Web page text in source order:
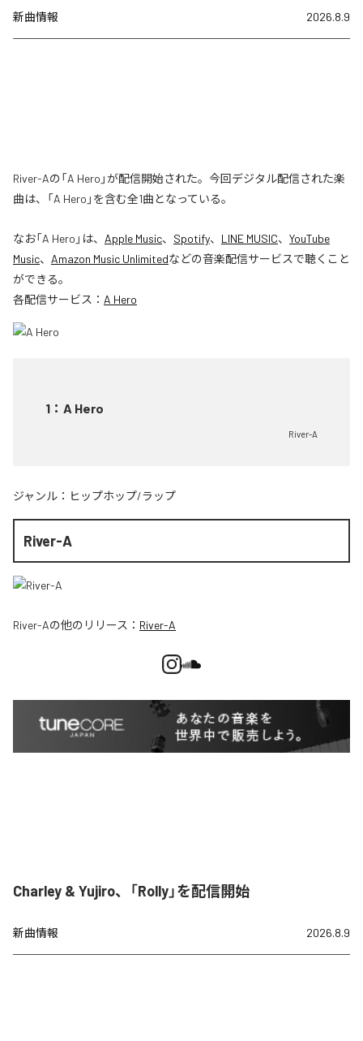
新曲情報 2026.8.9
River-Aの「A Hero」が配信開始された。今回デジタル配信された楽
曲は、「A Hero」を含む全1曲となっている。
なお「A Hero 」は、 Apple Music、 Spotify、 LINE MUSIC、 YouTube
Music、 Amazon Music Unlimitedなどの音楽配信サービスで聴くこと
ができる。
各配信サービス： A Hero
1 ： A Hero
River-A
ジャンル： ヒップホップ/ラップ
River-A
River-Aの他のリリース： River-A
Charley & Yujiro、「Rolly」を配信開始
新曲情報 2026.8.9